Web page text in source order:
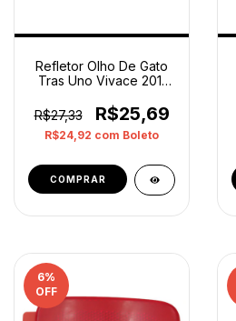
Refletor Olho De Gato
Tras Uno Vivace 2011
Vermelho
R$27,33 R$25,69
R$24,92 com Boleto
6%
OFF